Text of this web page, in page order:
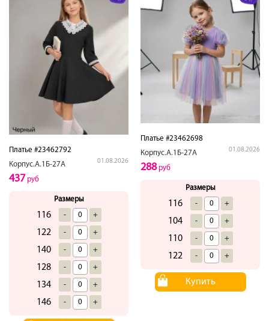
Платье #23462792
Корпус.А.1Б-27А
01.08.2026
437 руб
Размеры
116 - +
122 - +
140 - +
128 - +
134 - +
146 - +
Платье #23462698
Корпус.А.1Б-27А
01.08.2026
288руб
Размеры
116 - +
104 - +
110 - +
122 - +
Купить